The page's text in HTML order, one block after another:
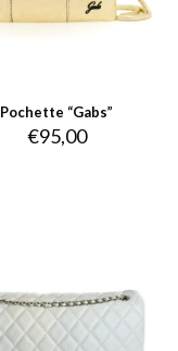
Pochette “Gabs”
€95,00